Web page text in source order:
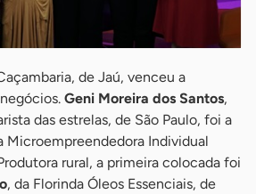
de Jaú, venceu a
Geni Moreira dos Santos,
das estrelas, de São Paulo, foi a
Microempreendedora Individual
rural, a primeira colocada foi
, da Florinda Óleos Essenciais, de